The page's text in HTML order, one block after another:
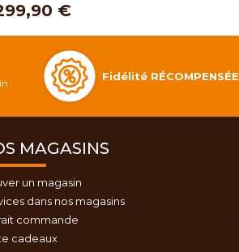
€
Fidélité RÉCOMPENSÉE
MAGASINS
un magasin
dans nos magasins
commande
cadeaux